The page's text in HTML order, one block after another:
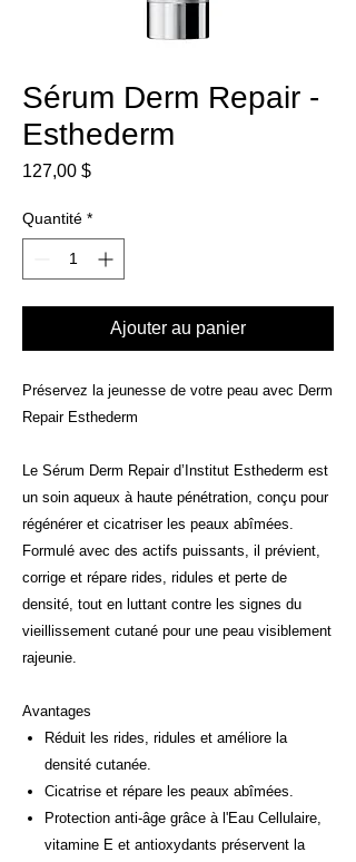
Sérum Derm Repair -
Esthederm
127,00 $Prix
Quantité *
Ajouter au panier
Préservez la jeunesse de votre peau avec Derm
Repair Esthederm
Le Sérum Derm Repair d’Institut Esthederm est
un soin aqueux à haute pénétration, conçu pour
régénérer et cicatriser les peaux abîmées.
Formulé avec des actifs puissants, il prévient,
corrige et répare rides, ridules et perte de
densité, tout en luttant contre les signes du
vieillissement cutané pour une peau visiblement
rajeunie.
Avantages
Réduit les rides, ridules et améliore la
densité cutanée.
Cicatrise et répare les peaux abîmées.
Protection anti-âge grâce à l'Eau Cellulaire,
vitamine E et antioxydants préservent la